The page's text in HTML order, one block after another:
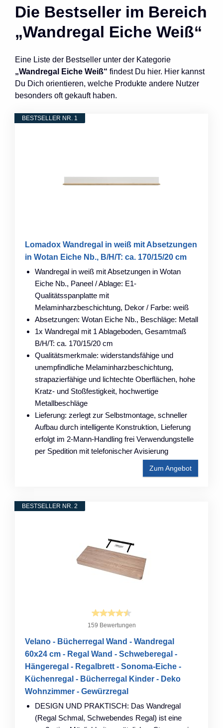
Die Bestseller im Bereich
„Wandregal Eiche Weiß“
Eine Liste der Bestseller unter der Kategorie
„Wandregal Eiche Weiß“ findest Du hier. Hier kannst
Du Dich orientieren, welche Produkte andere Nutzer
besonders oft gekauft haben.
BESTSELLER NR. 1
Lomadox Wandregal in weiß mit Absetzungen
in Wotan Eiche Nb., B/H/T: ca. 170/15/20 cm
Wandregal in weiß mit Absetzungen in Wotan
Eiche Nb., Paneel / Ablage: E1-
Qualitätsspanplatte mit
Melaminharzbeschichtung, Dekor / Farbe: weiß
Absetzungen: Wotan Eiche Nb., Beschläge: Metall
1x Wandregal mit 1 Ablageboden, Gesamtmaß
B/H/T: ca. 170/15/20 cm
Qualitätsmerkmale: widerstandsfähige und
unempfindliche Melaminharzbeschichtung,
strapazierfähige und lichtechte Oberflächen, hohe
Kratz- und Stoßfestigkeit, hochwertige
Metallbeschläge
Lieferung: zerlegt zur Selbstmontage, schneller
Aufbau durch intelligente Konstruktion, Lieferung
erfolgt im 2-Mann-Handling frei Verwendungstelle
per Spedition mit telefonischer Avisierung
Zum Angebot
BESTSELLER NR. 2
159 Bewertungen
Velano - Bücherregal Wand - Wandregal
60x24 cm - Regal Wand - Schweberegal -
Hängeregal - Regalbrett - Sonoma-Eiche -
Küchenregal - Bücherregal Kinder - Deko
Wohnzimmer - Gewürzregal
DESIGN UND PRAKTISCH: Das Wandregal
(Regal Schmal, Schwebendes Regal) ist eine